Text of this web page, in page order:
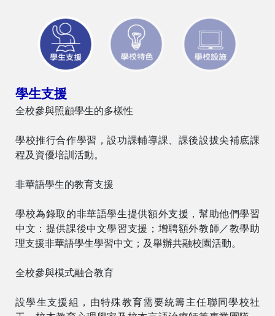
學生支援
全校參與照顧學生的多樣性
學校推行合作學習，設功課輔導課、課後設拔尖補底課
程及資優培訓活動。
非華語學生的教育支援
學校為錄取的非華語學生提供額外支援，幫助他們學習
中文：提供課後中文學習支援；增聘額外教師／教學助
理支援非華語學生學習中文；及舉辦共融校園活動。
全校參與模式融合教育
設學生支援組，由特殊教育需要統籌主任聯同學校社